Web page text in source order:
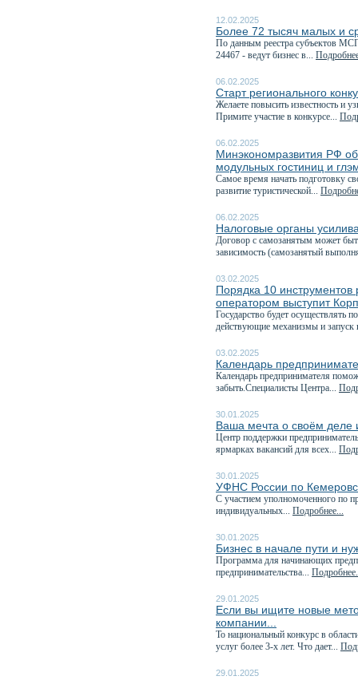
12.02.2025
Более 72 тысяч малых и
По данным реестра субъектов
24467 - ведут бизнес в...
06.02.2025
Старт регионального
Желаете повысить известность и
Примите участие в конкурсе...
06.02.2025
Минэкономразвития РФ
модульных гостиниц и
Самое время начать подготовку
развитие туристической...
06.02.2025
Налоговые органы
Договор с самозанятым может
зависимость (самозанятый
03.02.2025
Порядка 10
оператором выступит
Государство будет осуществлять
действующие механизмы и
03.02.2025
Календарь
Календарь предпринимателя
забыть.Специалисты Центра...
30.01.2025
Ваша мечта о своём деле
Центр поддержки
ярмарках вакансий для всех...
30.01.2025
УФНС России по
C участием уполномоченного по
индивидуальных... Подробнее...
30.01.2025
Бизнес в начале пути и
Программа для начинающих
предпринимательства...
29.01.2025
Если вы ищите новые
компании...
То национальный конкурс в
услуг более 3-х лет. Что дает...
29.01.2025